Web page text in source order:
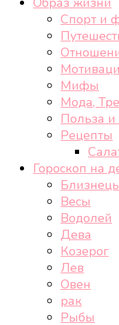
Спорт и
Мифы
Мода,
Польза и
Рецепты
Гороскоп на
Весы
Водолей
Дева
Козерог
Лев
Овен
рак
Рыбы